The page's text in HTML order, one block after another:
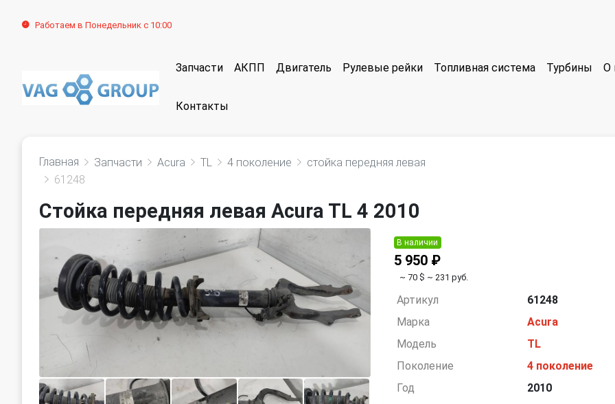
Работаем в Понедельник с 10:00
Запчасти АКПП Двигатель Рулевые рейки Топливная система Турбины О
Контакты
Главная Запчасти Acura TL 4 поколение
стойка передняя левая
61248
Стойка передняя левая Acura TL 4 2010
В наличии
5 950 ₽
~ 70 $ ~ 231 руб.
Артикул
61248
Марка
Acura
Модель
TL
Поколение
4 поколение
Год
2010